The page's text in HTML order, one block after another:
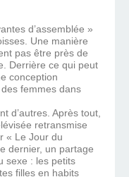
d’assemblée »
Une manière
pas être près de
Derrière ce qui peut
conception
femmes dans
d’autres. Après tout,
retransmise
« Le Jour du
dernier, un partage
sexe : les petits
filles en habits